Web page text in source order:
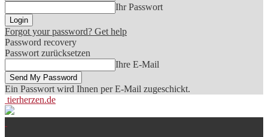
Ihr Passwort
Forgot your password? Get help
Password recovery
Passwort zurücksetzen
Ihre E-Mail
Ein Passwort wird Ihnen per E-Mail zugeschickt.
tierherzen.de